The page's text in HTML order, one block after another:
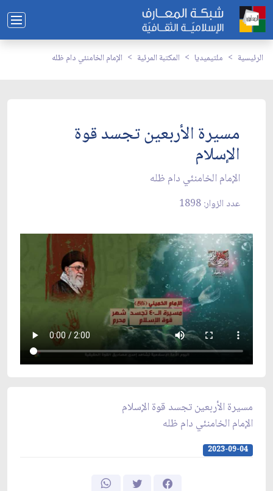
الرئيسية ملتيميديا المكتبة المرئية الإمام الخامنئي دام ظله
مسيرة الأربعين تجسد قوة
الإسلام
الإمام الخامنئي دام ظله
عدد الزوار: 1898
مسيرة الأربعين تجسد قوة الإسلام
الإمام الخامنئي دام ظله
2023-09-04